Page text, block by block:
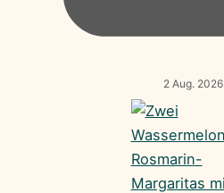
2 Aug. 2026